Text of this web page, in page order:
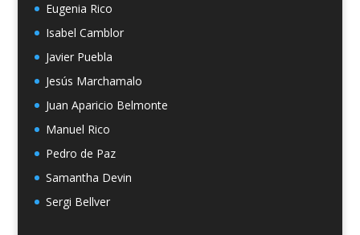
Eugenia Rico
Isabel Camblor
Javier Puebla
Jesús Marchamalo
Juan Aparicio Belmonte
Manuel Rico
Pedro de Paz
Samantha Devin
Sergi Bellver